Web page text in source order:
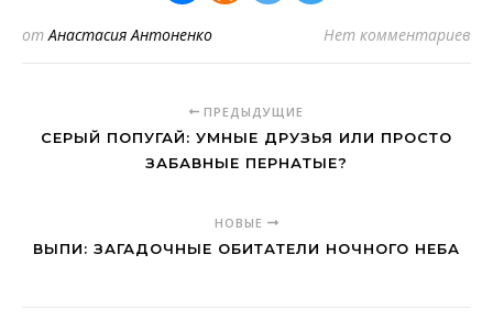
отАнастасия Антоненко Нет комментариев
ПРЕДЫДУЩИЕ
СЕРЫЙ ПОПУГАЙ: УМНЫЕ ДРУЗЬЯ ИЛИ ПРОСТО
ЗАБАВНЫЕ ПЕРНАТЫЕ?
НОВЫЕ
ВЫПИ: ЗАГАДОЧНЫЕ ОБИТАТЕЛИ НОЧНОГО НЕБА